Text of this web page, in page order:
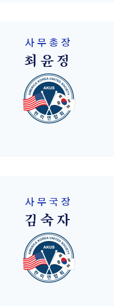
사무총장
최윤정
사무국장
김숙자